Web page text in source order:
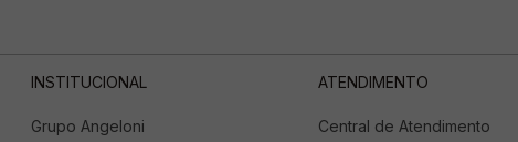
INSTITUCIONAL
Grupo Angeloni
ATENDIMENTO
Central de Atendimento